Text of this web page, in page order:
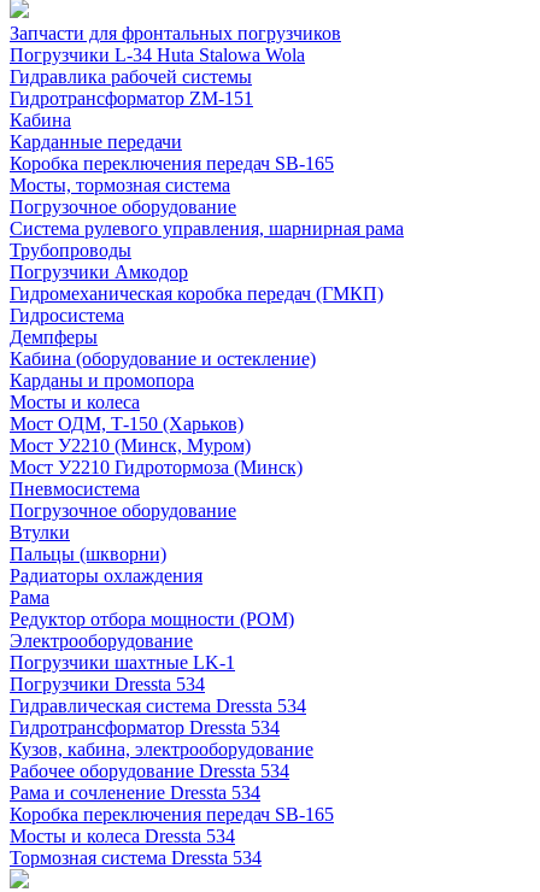
Запчасти для фронтальных погрузчиков
Погрузчики L-34 Huta Stalowa Wola
Гидравлика рабочей системы
Гидротрансформатор ZM-151
Кабина
Карданные передачи
Коробка переключения передач SB-165
Мосты, тормозная система
Погрузочное оборудование
Система рулевого управления, шарнирная рама
Трубопроводы
Погрузчики Амкодор
Гидромеханическая коробка передач (ГМКП)
Гидросистема
Демпферы
Кабина (оборудование и остекление)
Карданы и промопора
Мосты и колеса
Мост ОДМ, Т-150 (Харьков)
Мост У2210 (Минск, Муром)
Мост У2210 Гидротормоза (Минск)
Пневмосистема
Погрузочное оборудование
Втулки
Пальцы (шкворни)
Радиаторы охлаждения
Рама
Редуктор отбора мощности (РОМ)
Электрооборудование
Погрузчики шахтные LK-1
Погрузчики Dressta 534
Гидравлическая система Dressta 534
Гидротрансформатор Dressta 534
Кузов, кабина, электрооборудование
Рабочее оборудование Dressta 534
Рама и сочленение Dressta 534
Коробка переключения передач SB-165
Мосты и колеса Dressta 534
Тормозная система Dressta 534